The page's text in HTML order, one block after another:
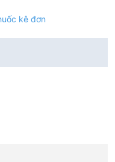
kê đơn